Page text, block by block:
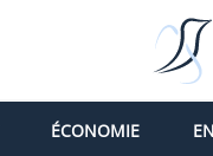
ÉCONOMIE